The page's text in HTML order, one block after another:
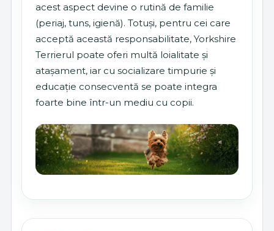
acest aspect devine o rutină de familie
(periaj, tuns, igienă). Totuși, pentru cei care
acceptă această responsabilitate, Yorkshire
Terrierul poate oferi multă loialitate și
atașament, iar cu socializare timpurie și
educație consecventă se poate integra
foarte bine într-un mediu cu copii.